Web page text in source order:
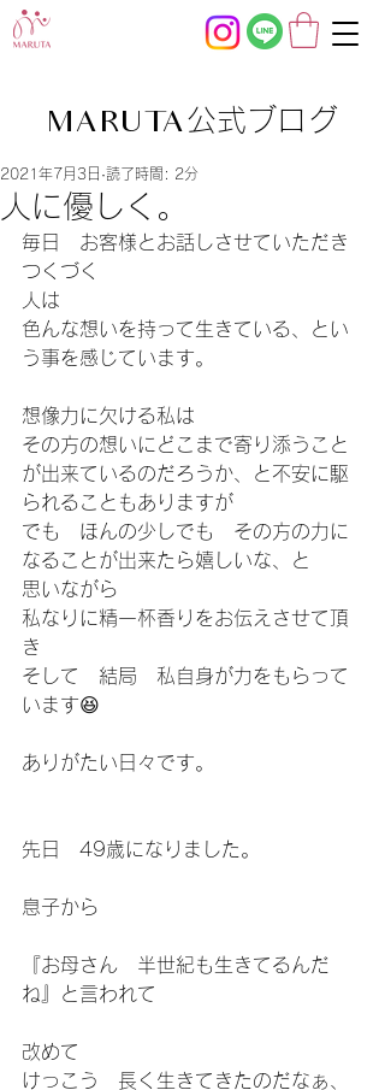
MARUTA公式ブログ
人に優しく。
2021年7月3日 読了時間: 2分
毎日　お客様とお話しさせていただき
つくづく
人は
色んな想いを持って生きている、とい
う事を感じています。
想像力に欠ける私は
その方の想いにどこまで寄り添うこと
が出来ているのだろうか、と不安に駆
られることもありますが
でも　ほんの少しでも　その方の力に
なることが出来たら嬉しいな、と
思いながら
私なりに精一杯香りをお伝えさせて頂
き
そして　結局　私自身が力をもらって
います😆
ありがたい日々です。
先日　49歳になりました。
息子から
『お母さん　半世紀も生きてるんだ
ね』と言われて
改めて
けっこう　長く生きてきたのだなぁ、